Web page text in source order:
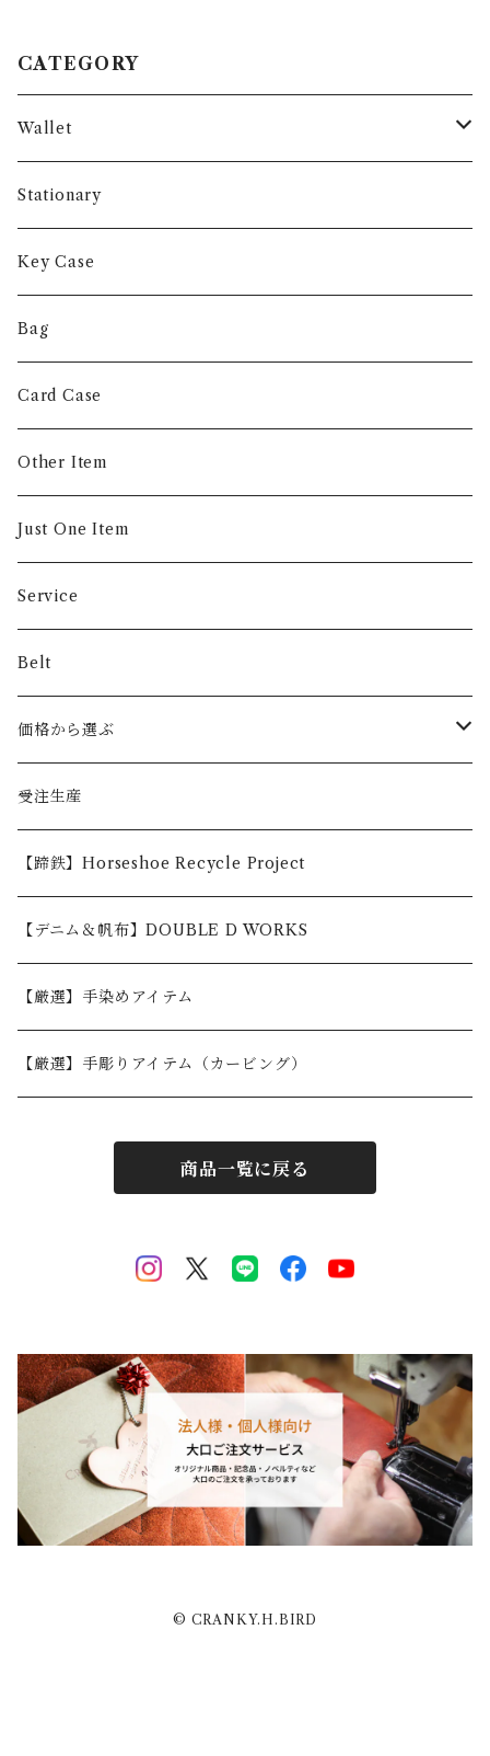
CATEGORY
Wallet
Long Wallet
Short Wallet
Coin Case
Money Clip
Stationary
Key Case
Bag
Card Case
Other Item
Just One Item
Service
Belt
価格から選ぶ
〜5,000円
5,001〜10,000円
10,001〜30,000円
30,001円〜
受注生産
【蹄鉄】Horseshoe Recycle Project
【デニム＆帆布】DOUBLE D WORKS
【厳選】手染めアイテム
【厳選】手彫りアイテム（カービング）
商品一覧に戻る
© CRANKY.H.BIRD